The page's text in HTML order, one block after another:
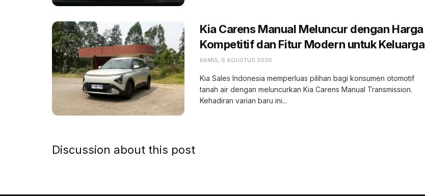
Kia Carens Manual Meluncur dengan Harga
Kompetitif dan Fitur Modern untuk Keluarga
KAMIS, 6 AGUSTUS 2026
Kia Sales Indonesia memperluas pilihan bagi konsumen otomotif
tanah air dengan meluncurkan Kia Carens Manual Transmission.
Kehadiran varian baru ini...
Discussion about this post